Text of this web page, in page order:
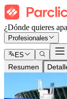
¿Dónde quieres
Profesionales
ES
Resumen